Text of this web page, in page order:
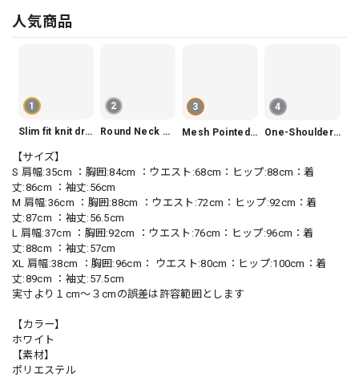
人気商品
1
Slim fit knit dress(3color) V1330
2
Round Neck Tiered Sleeveless Dress V2290
3
Mesh Pointed Toe Pumps V165
4
One-Shoulder Slim-Fit Flattering Mermaid Skirt Dress V2295
【サイズ】
S 肩幅:35cm ：胸囲:84cm ：ウエスト:68cm：ヒップ:88cm：着
丈:86cm ：袖丈:56cm
M 肩幅:36cm ：胸囲:88cm ：ウエスト:72cm：ヒップ:92cm：着
丈:87cm ：袖丈:56.5cm
L 肩幅:37cm ：胸囲:92cm ：ウエスト:76cm：ヒップ:96cm：着
丈:88cm ：袖丈:57cm
XL 肩幅:38cm ：胸囲:96cm： ウエスト:80cm：ヒップ:100cm：着
丈:89cm ：袖丈:57.5cm
実寸より１cm〜３cmの誤差は許容範囲とします
【カラー】
ホワイト
【素材】
ポリエステル